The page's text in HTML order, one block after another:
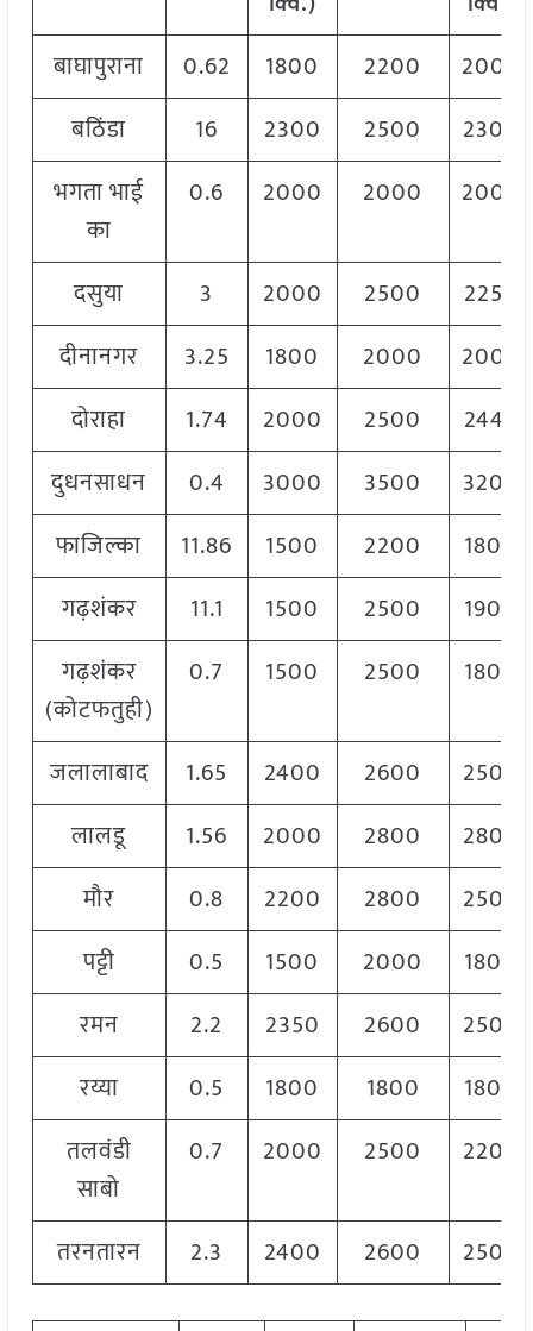
बाघापुराना
0.62 1800 2200
2000
बठिंडा
16 2300 2500
2300
भगता भाई
का
0.6 2000 2000 2000
दसुया 3 2000 2500
2250
दीनानगर
3.25 1800 2000
2000
दोराहा
1.74 2000 2500
2445
दुधनसाधन
0.4 3000 3500
3200
फाजिल्का
11.86 1500 2200
1800
गढ़शंकर
11.1 1500 2500
1900
गढ़शंकर
(कोटफतुही)
0.7 1500 2500 1800
जलालाबाद 1.65 2400 2600
2500
लालडू
1.56 2000 2800
2800
मौर
0.8 2200 2800
2500
पट्टी
0.5 1500 2000
1800
रमन
2.2 2350 2600
2500
रय्या
0.5 1800 1800
1800
तलवंडी
साबो
0.7 2000 2500 2200
तरनतारन 2.3 2400 2600 2500